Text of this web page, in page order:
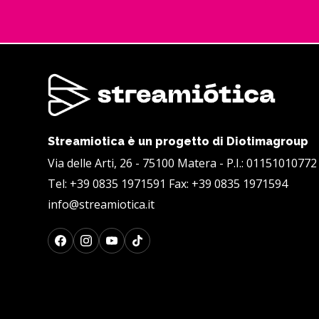
Streamiotica è un progetto di Diotimagroup
Via delle Arti, 26 - 75100 Matera - P.I.: 01151010772
Tel: +39 0835 1971591 Fax: +39 0835 1971594
info@streamiotica.it